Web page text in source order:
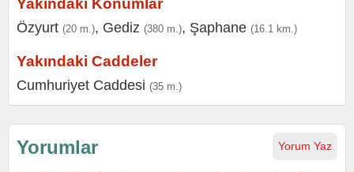
Yakındaki Konumlar
Özyurt (20 m.), Gediz (380 m.), Şaphane (16.1 km.)
Yakındaki Caddeler
Cumhuriyet Caddesi (35 m.)
Yorum Yaz
Yorumlar